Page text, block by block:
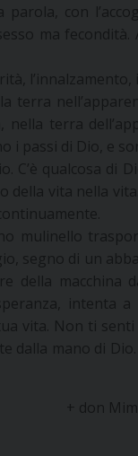
con
ma fecondità.
l’innalzamento,
terra
i passi di Dio, e
qualcosa di
vita nella vita.
mulinello
segno di un
macchina
intenta a
vita. Non ti senti
mano di Dio.
+ don